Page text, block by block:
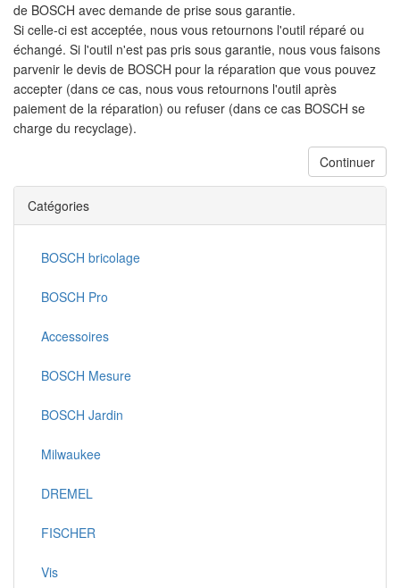
de BOSCH avec demande de prise sous garantie.
Si celle-ci est acceptée, nous vous retournons l'outil réparé ou
échangé. Si l'outil n'est pas pris sous garantie, nous vous faisons
parvenir le devis de BOSCH pour la réparation que vous pouvez
accepter (dans ce cas, nous vous retournons l'outil après
paiement de la réparation) ou refuser (dans ce cas BOSCH se
charge du recyclage).
Continuer
Catégories
BOSCH bricolage
BOSCH Pro
Accessoires
BOSCH Mesure
BOSCH Jardin
Milwaukee
DREMEL
FISCHER
Vis